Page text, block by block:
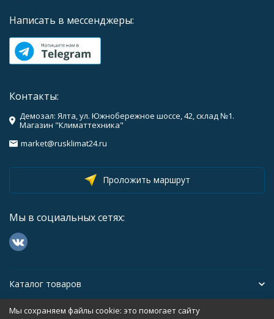
Написать в мессенджеры:
Контакты:
Демозал: Ялта, ул. Южнобережное шоссе, 42, склад №1.
Магазин "Климаттехника"
market@rusklimat24.ru
Проложить маршрут
Мы в социальных сетях:
Каталог товаров
Помощь
Мы сохраняем файлы cookie: это помогает сайту